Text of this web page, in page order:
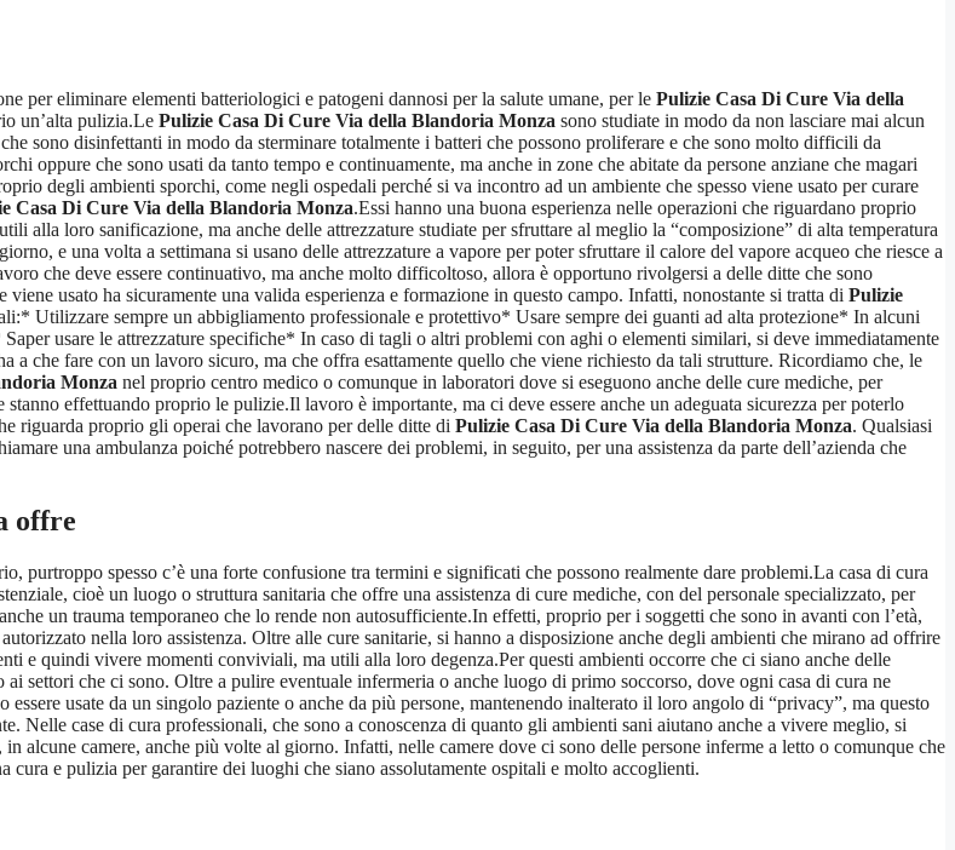
per eliminare elementi batteriologici e patogeni dannosi per la salute umane, per le Pulizie Casa Di Cure Via della
un’alta pulizia.Le Pulizie Casa Di Cure Via della Blandoria Monza sono studiate in modo da non lasciare mai alcun
sono disinfettanti in modo da sterminare totalmente i batteri che possono proliferare e che sono molto difficili da
oppure che sono usati da tanto tempo e continuamente, ma anche in zone che abitate da persone anziane che magari
degli ambienti sporchi, come negli ospedali perché si va incontro ad un ambiente che spesso viene usato per curare
Casa Di Cure Via della Blandoria Monza.Essi hanno una buona esperienza nelle operazioni che riguardano proprio
alla loro sanificazione, ma anche delle attrezzature studiate per sfruttare al meglio la “composizione” di alta temperatura
e una volta a settimana si usano delle attrezzature a vapore per poter sfruttare il calore del vapore acqueo che riesce a
che deve essere continuativo, ma anche molto difficoltoso, allora è opportuno rivolgersi a delle ditte che sono
viene usato ha sicuramente una valida esperienza e formazione in questo campo. Infatti, nonostante si tratta di Pulizie
Utilizzare sempre un abbigliamento professionale e protettivo* Usare sempre dei guanti ad alta protezione* In alcuni
usare le attrezzature specifiche* In caso di tagli o altri problemi con aghi o elementi similari, si deve immediatamente
a che fare con un lavoro sicuro, ma che offra esattamente quello che viene richiesto da tali strutture. Ricordiamo che, le
Monza nel proprio centro medico o comunque in laboratori dove si eseguono anche delle cure mediche, per
effettuando proprio le pulizie.Il lavoro è importante, ma ci deve essere anche un adeguata sicurezza per poterlo
riguarda proprio gli operai che lavorano per delle ditte di Pulizie Casa Di Cure Via della Blandoria Monza. Qualsiasi
una ambulanza poiché potrebbero nascere dei problemi, in seguito, per una assistenza da parte dell’azienda che
offre
purtroppo spesso c’è una forte confusione tra termini e significati che possono realmente dare problemi.La casa di cura
cioè un luogo o struttura sanitaria che offre una assistenza di cure mediche, con del personale specializzato, per
un trauma temporaneo che lo rende non autosufficiente.In effetti, proprio per i soggetti che sono in avanti con l’età,
nella loro assistenza. Oltre alle cure sanitarie, si hanno a disposizione anche degli ambienti che mirano ad offrire
e quindi vivere momenti conviviali, ma utili alla loro degenza.Per questi ambienti occorre che ci siano anche delle
settori che ci sono. Oltre a pulire eventuale infermeria o anche luogo di primo soccorso, dove ogni casa di cura ne
usate da un singolo paziente o anche da più persone, mantenendo inalterato il loro angolo di “privacy”, ma questo
Nelle case di cura professionali, che sono a conoscenza di quanto gli ambienti sani aiutano anche a vivere meglio, si
in alcune camere, anche più volte al giorno. Infatti, nelle camere dove ci sono delle persone inferme a letto o comunque che
e pulizia per garantire dei luoghi che siano assolutamente ospitali e molto accoglienti.